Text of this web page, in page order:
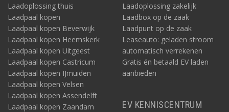
Laadoplossing thuis
Laadpaal kopen
Laadpaal kopen Beverwijk
Laadpaal kopen Heemskerk
Laadpaal kopen Uitgeest
Laadpaal kopen Castricum
Laadpaal kopen IJmuiden
Laadpaal kopen Velsen
Laadpaal kopen Assendelft
Laadpaal kopen Zaandam
Laadoplossing zakelijk
Laadbox op de zaak
Laadpunt op de zaak
Leaseauto: geladen stroom
automatisch verrekenen
Gratis én betaald EV laden
aanbieden
EV KENNISCENTRUM